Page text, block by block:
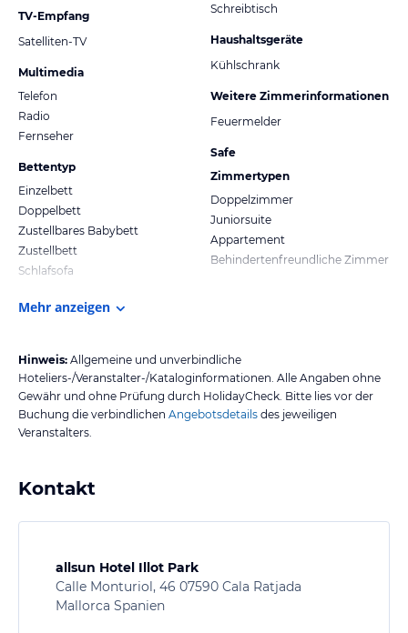
TV-Empfang
Satelliten-TV
Multimedia
Telefon
Radio
Fernseher
Bettentyp
Einzelbett
Doppelbett
Zustellbares Babybett
Zustellbett
Schlafsofa
Schreibtisch
Haushaltsgeräte
Kühlschrank
Weitere Zimmerinformationen
Feuermelder
Safe
Zimmertypen
Doppelzimmer
Juniorsuite
Appartement
Behindertenfreundliche Zimmer
Mehr anzeigen
Hinweis: Allgemeine und unverbindliche
Hoteliers-/Veranstalter-/Kataloginformationen. Alle Angaben ohne
Gewähr und ohne Prüfung durch HolidayCheck. Bitte lies vor der
Buchung die verbindlichen Angebotsdetails des jeweiligen
Veranstalters.
Kontakt
allsun Hotel Illot Park
Calle Monturiol, 46 07590 Cala Ratjada
Mallorca Spanien